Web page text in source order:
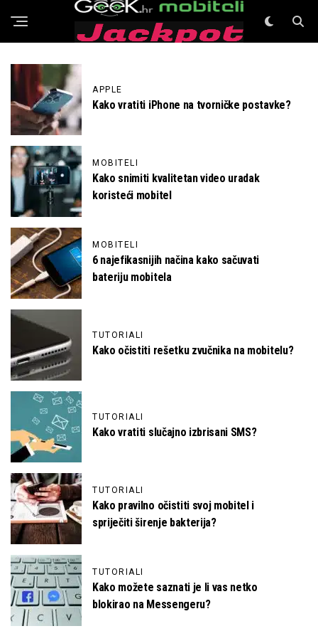
GeeK Mobiteli
APPLE
Kako vratiti iPhone na tvorničke postavke?
MOBITELI
Kako snimiti kvalitetan video uradak
koristeći mobitel
MOBITELI
6 najefikasnijih načina kako sačuvati
bateriju mobitela
TUTORIALI
Kako očistiti rešetku zvučnika na mobitelu?
TUTORIALI
Kako vratiti slučajno izbrisani SMS?
TUTORIALI
Kako pravilno očistiti svoj mobitel i
spriječiti širenje bakterija?
TUTORIALI
Kako možete saznati je li vas netko
blokirao na Messengeru?